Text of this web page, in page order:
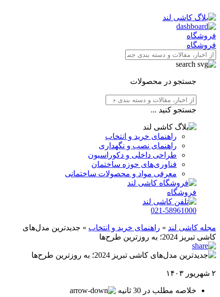
فروشگاه
فروشگاه
جستجو در محصولات
جستجو کنید ...
راهنمای خرید و انتخاب
راهنمای نصب و نگهداری
طراحی داخلی و دکوراسیون
فناوری‌های حوزه ساختمان
معرفی مواد و محصولات ساختمانی
فروشگاه
021-58961000
مجله کاشی لند » راهنمای خرید و انتخاب » جدیدترین مدل‌های
کاشی تبریز 2024؛ به روز‌ترین طرح‌ها
۲ شهریور ۱۴۰۳
خلاصه مطلب در 30 ثانیه